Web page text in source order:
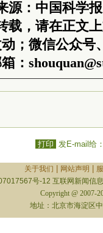
源：中国科学
载，请在正文
；微信公众号
：
打印 发E-mail给
关于我们 网站声明
号-12 互联网新闻信
Copyright @ 2007-
地址：北京市海淀区